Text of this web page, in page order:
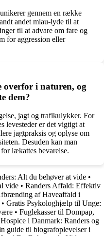
gennem en række
andet miau-lyde til at
til at advare om fare og
for aggression eller
i naturen, og
dem?
jagt og trafikulykker. For
levesteder er det vigtigt at
jagtpraksis og oplyse om
Desuden kan man
lækattes bevarelse.
Alt du behøver at vide •
vide • Randers Affald: Effektiv
af Haveaffald i
• Gratis Psykologhjælp til Unge:
• Fuglekasser til Dompap,
Hospice i Danmark: Randers og
guide til biografoplevelser i